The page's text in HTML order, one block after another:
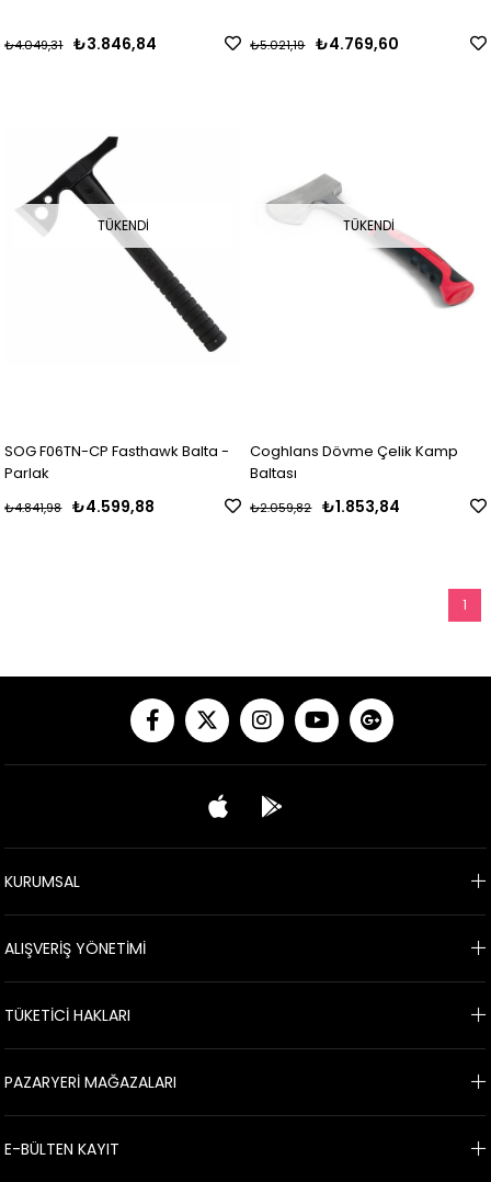
₺3.846,84
₺4.049,31 ₺4.769,60
₺5.021,19
TÜKENDI
SOG F06TN-CP Fasthawk Balta -
Parlak
₺4.599,88
₺4.841,98
TÜKENDI
Coghlans Dövme Çelik Kamp
Baltası
₺1.853,84
₺2.059,82
1
KURUMSAL
ALIŞVERİŞ YÖNETİMİ
TÜKETİCİ HAKLARI
PAZARYERİ MAĞAZALARI
E-BÜLTEN KAYIT